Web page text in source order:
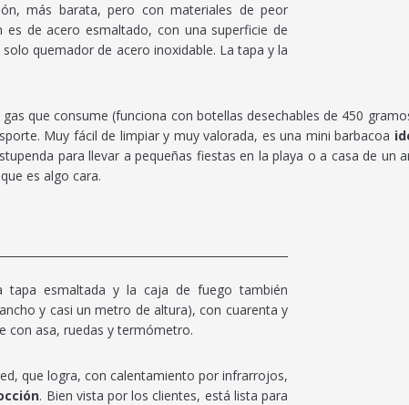
más barata, pero con materiales de peor
de acero esmaltado, con una superficie de
quemador de acero inoxidable. La tapa y la
que consume (funciona con botellas desechables de 450
Muy fácil de limpiar y muy valorada, es una mini barbacoa
para llevar a pequeñas fiestas en la playa o a casa de un
es algo cara.
tapa esmaltada y la caja de fuego también
y casi un metro de altura), con cuarenta y
con asa, ruedas y termómetro.
que logra, con calentamiento por infrarrojos,
. Bien vista por los clientes, está lista para